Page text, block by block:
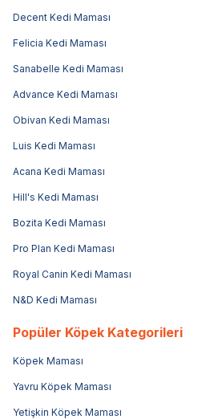
Decent Kedi Maması
Felicia Kedi Maması
Sanabelle Kedi Maması
Advance Kedi Maması
Obivan Kedi Maması
Luis Kedi Maması
Acana Kedi Maması
Hill's Kedi Maması
Bozita Kedi Maması
Pro Plan Kedi Maması
Royal Canin Kedi Maması
N&D Kedi Maması
Popüler Köpek Kategorileri
Köpek Maması
Yavru Köpek Maması
Yetişkin Köpek Maması